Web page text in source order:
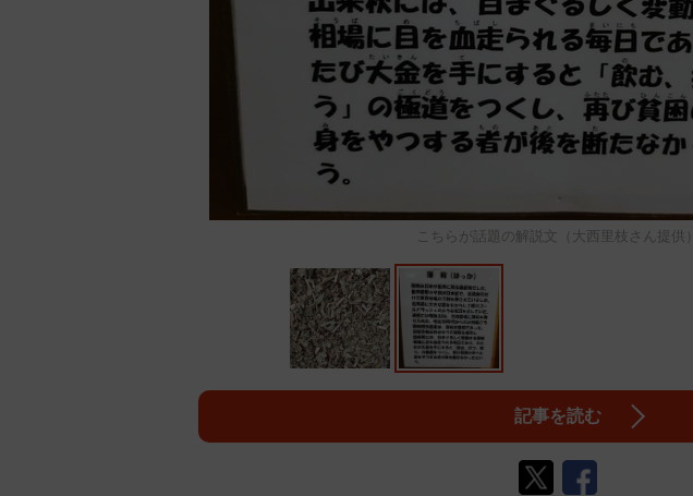
こちらが話題の解説文（大西里枝さん提供）
記事を読む